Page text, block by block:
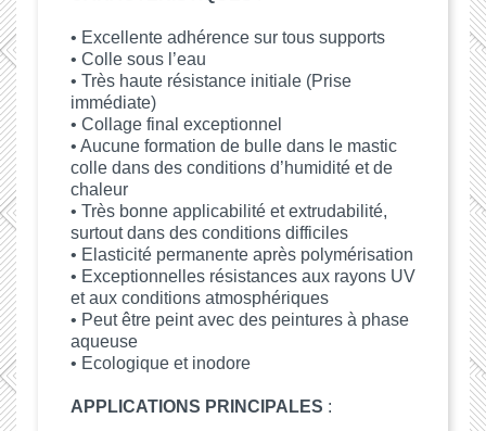
• Excellente adhérence sur tous supports
• Colle sous l’eau
• Très haute résistance initiale (Prise
immédiate)
• Collage final exceptionnel
• Aucune formation de bulle dans le mastic
colle dans des conditions d’humidité et de
chaleur
• Très bonne applicabilité et extrudabilité,
surtout dans des conditions difficiles
• Elasticité permanente après polymérisation
• Exceptionnelles résistances aux rayons UV
et aux conditions atmosphériques
• Peut être peint avec des peintures à phase
aqueuse
• Ecologique et inodore
APPLICATIONS PRINCIPALES :